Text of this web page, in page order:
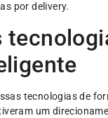
por delivery.
tecnologias de
um